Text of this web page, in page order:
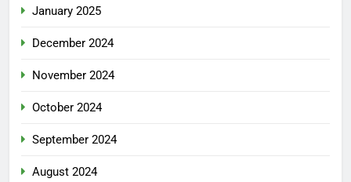
January 2025
December 2024
November 2024
October 2024
September 2024
August 2024